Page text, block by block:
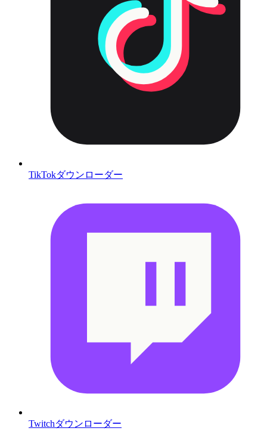
TikTokダウンローダー
Twitchダウンローダー